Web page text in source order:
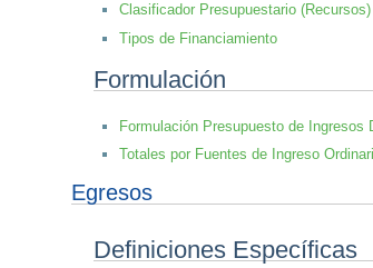
Clasificador Presupuestario (Recursos)
Tipos de Financiamiento
Formulación
Formulación Presupuesto de Ingresos
Totales por Fuentes de Ingreso
Egresos
Definiciones Específicas